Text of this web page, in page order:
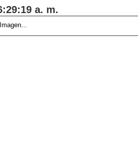
a. m.